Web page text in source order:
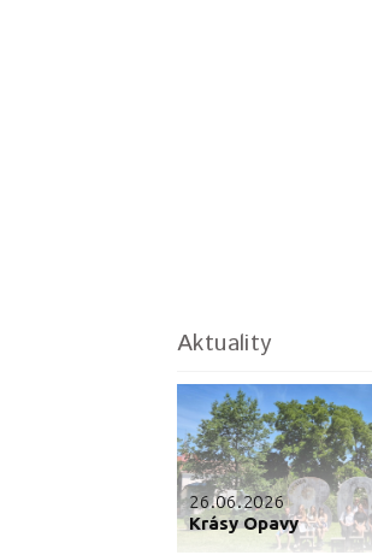
Aktuality
26.06.2026
Krásy Opavy